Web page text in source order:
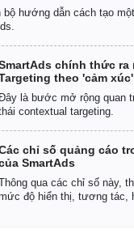
bộ hướng dẫn cách tạo
chính thức ra
theo 'cảm xúc'
là bước mở rộng quan
contextual targeting.
chỉ số quảng cáo
SmartAds
qua các chỉ số này,
độ hiển thị, tương tác,